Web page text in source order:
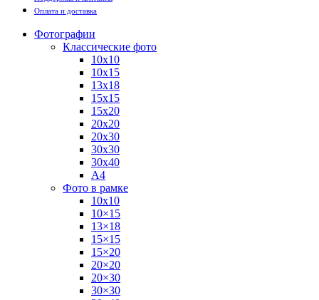
Оплата и доставка
Фотографии
Классические фото
10х10
10х15
13х18
15х15
15х20
20х20
20х30
30х30
30х40
А4
Фото в рамке
10х10
10×15
13×18
15×15
15×20
20×20
20×30
30×30